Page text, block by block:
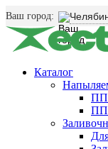
Ваш город:
Каталог